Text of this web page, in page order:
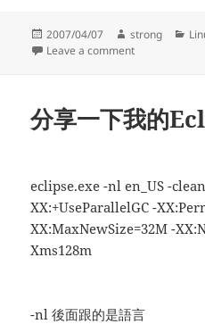
Posted
on
2007/04/07 Author
strong
Leave a commenton Open
分享一下我的
eclipse.exe -nl en_US -
XX:+UseParallelGC -
XX:MaxNewSize=32M -
Xms128m
-nl 後面跟的是語言